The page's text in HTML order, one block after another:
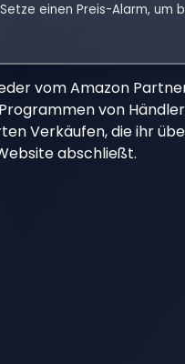
einen Preis-Alarm,
vom Amazon
von
Verkäufen, die ihr
abschließt.